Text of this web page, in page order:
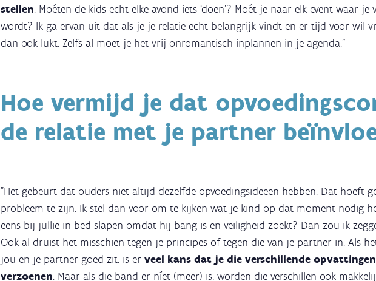
stellen. Moéten de kids echt elke avond iets ‘doen’? Moét je naar elk event waar
wordt? Ik ga ervan uit dat als je je relatie echt belangrijk vindt en er tijd voor wil
dan ook lukt. Zelfs al moet je het vrij onromantisch inplannen in je agenda."
Hoe vermijd je dat
de relatie met je partner
"Het gebeurt dat ouders niet altijd dezelfde opvoedingsideeën hebben. Dat hoeft
probleem te zijn. Ik stel dan voor om te kijken wat je kind op dat moment nodig
eens bij jullie in bed slapen omdat hij bang is en veiligheid zoekt? Dan zou ik
Ook al druist het misschien tegen je principes of tegen die van je partner in. Als
jou en je partner goed zit, is er veel kans dat je die verschillende
verzoenen. Maar als die band er níet (meer) is, worden die verschillen ook